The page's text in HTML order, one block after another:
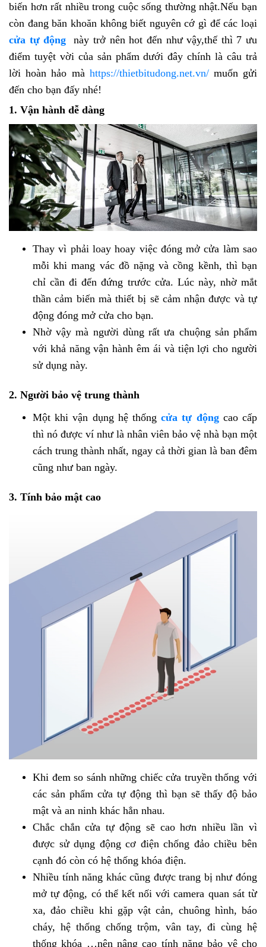
biến hơn rất nhiều trong cuộc sống thường nhật.Nếu bạn
còn đang băn khoăn không biết nguyên cớ gì để các loại
cửa tự động này trở nên hot đến như vậy,thế thì 7 ưu
điểm tuyệt vời của sản phẩm dưới đây chính là câu trả
lời hoàn hảo mà https://thietbitudong.net.vn/muốn gửi
đến cho bạn đấy nhé!
1. Vận hành dễ dàng
Thay vì phải loay hoay việc đóng mở cửa làm sao
mỗi khi mang vác đồ nặng và cồng kềnh, thì bạn
chỉ cần đi đến đứng trước cửa. Lúc này, nhờ mắt
thần cảm biến mà thiết bị sẽ cảm nhận được và tự
động đóng mở cửa cho bạn.
Nhờ vậy mà người dùng rất ưa chuộng sản phẩm
với khả năng vận hành êm ái và tiện lợi cho người
sử dụng này.
2. Người bảo vệ trung thành
Một khi vận dụng hệ thốngcửa tự độngcao cấp
thì nó được ví như là nhân viên bảo vệ nhà bạn một
cách trung thành nhất, ngay cả thời gian là ban đêm
cũng như ban ngày.
3. Tính bảo mật cao
Khi đem so sánh những chiếc cửa truyền thống với
các sản phẩm cửa tự động thì bạn sẽ thấy độ bảo
mật và an ninh khác hẳn nhau.
Chắc chắn cửa tự động sẽ cao hơn nhiều lần vì
được sử dụng động cơ điện chống đảo chiều bên
cạnh đó còn có hệ thống khóa điện.
Nhiều tính năng khác cũng được trang bị như đóng
mở tự động, có thể kết nối với camera quan sát từ
xa, đảo chiều khi gặp vật cản, chuông hình, báo
cháy, hệ thống chống trộm, vân tay, đi cùng hệ
thống khóa …nên nâng cao tính năng bảo vệ cho